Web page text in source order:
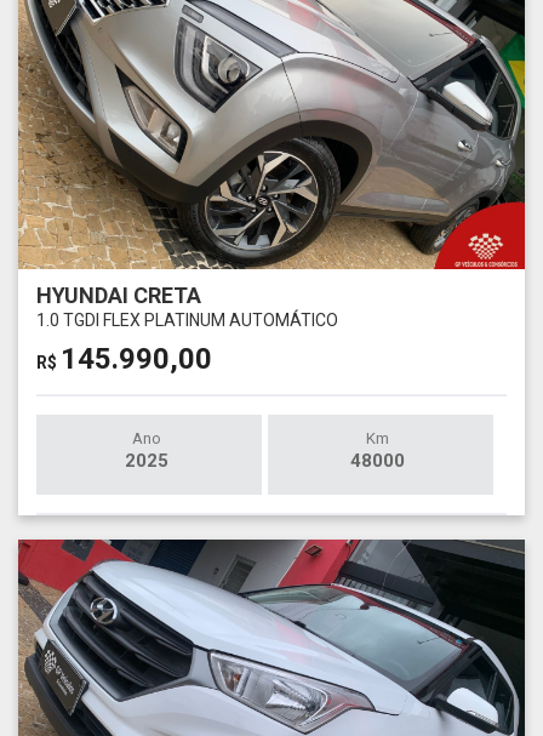
HYUNDAI CRETA
1.0 TGDI FLEX PLATINUM AUTOMÁTICO
R$ 145.990,00
Ano
2025
Km
48000